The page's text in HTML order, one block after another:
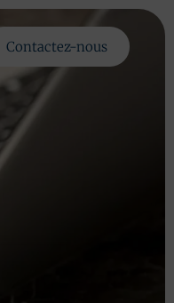
Contactez-nous